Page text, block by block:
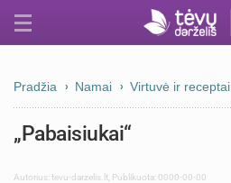
Pradžia Namai Virtuvė ir receptai
„Pabaisiukai“
Autorius:tevu-darzelis.lt Publikuota: 0000-00-00